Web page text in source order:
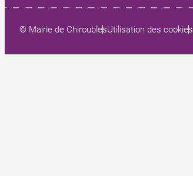
© Mairie de ChiroublesUtilisation des cookies